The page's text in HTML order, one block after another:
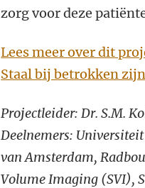
zorg voor deze
Lees meer over dit
Staal bij betrokken
Projectleider: Dr. S.M.
Deelnemers:
van Amsterdam,
Volume Imaging (SVI),